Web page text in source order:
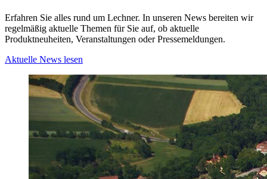
Erfahren Sie alles rund um Lechner. In unseren News bereiten wir
regelmäßig aktuelle Themen für Sie auf, ob aktuelle
Produktneuheiten, Veranstaltungen oder Pressemeldungen.
Aktuelle News lesen